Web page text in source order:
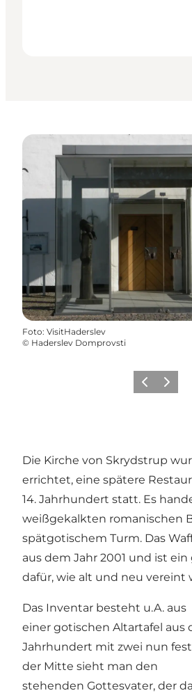
Foto: VisitHaderslev
© Haderslev Domprovsti
ZurückWeiter
Die Kirche von Skrydstrup
errichtet, eine spätere
14. Jahrhundert statt. Es
weißgekalkten romanischen
spätgotischem Turm. Das
aus dem Jahr 2001 und ist
dafür, wie alt und neu vereint
Das Inventar besteht u.A. aus
einer gotischen Altartafel aus
Jahrhundert mit zwei nun
der Mitte sieht man den
stehenden Gottesvater, der